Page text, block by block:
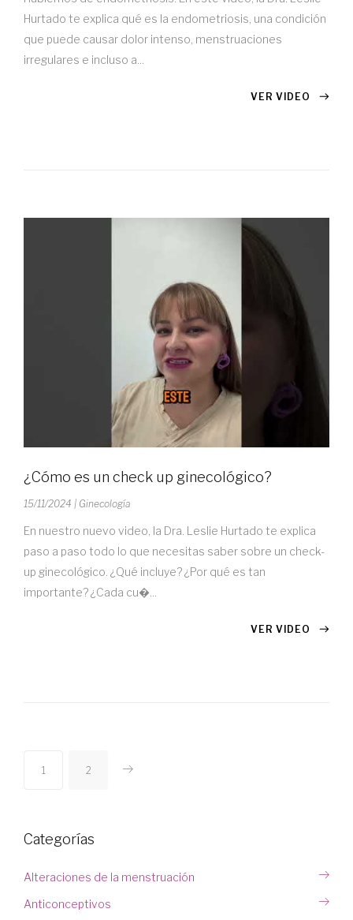
Hurtado te explica qué es la endometriosis, una condición
que puede causar dolor intenso, menstruaciones
irregulares e incluso a...
VER VIDEO
¿Cómo es un check up ginecológico?
15/11/2024 | Ginecología
En nuestro nuevo video, la Dra. Leslie Hurtado te explica
paso a paso todo lo que necesitas saber sobre un check-
up ginecológico. ¿Qué incluye? ¿Por qué es tan
importante? ¿Cada cu�...
VER VIDEO
1 2
Categorías
Alteraciones de la menstruación
Anticonceptivos